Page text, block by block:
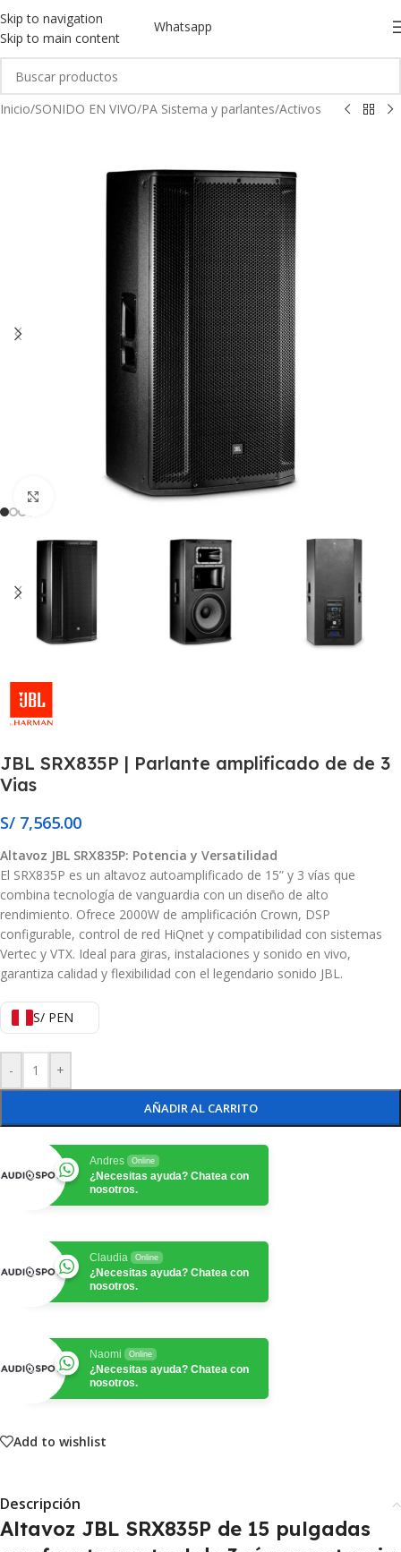
Skip to navigation
Skip to main content
Whatsapp
Inicio/SONIDO EN VIVO/PA Sistema y parlantes/Activos
Click to enlarge
JBL SRX835P | Parlante amplificado de de 3
Vias
S/ 7,565.00
Altavoz JBL SRX835P: Potencia y Versatilidad
El SRX835P es un altavoz autoamplificado de 15” y 3 vías que
combina tecnología de vanguardia con un diseño de alto
rendimiento. Ofrece 2000W de amplificación Crown, DSP
configurable, control de red HiQnet y compatibilidad con sistemas
Vertec y VTX. Ideal para giras, instalaciones y sonido en vivo,
garantiza calidad y flexibilidad con el legendario sonido JBL.
S/ PEN
- +
AÑADIR AL CARRITO
Andres Online
¿Necesitas ayuda? Chatea con
nosotros.
Claudia Online
¿Necesitas ayuda? Chatea con
nosotros.
Naomi Online
¿Necesitas ayuda? Chatea con
nosotros.
Add to wishlist
Descripción
Altavoz JBL SRX835P de 15 pulgadas